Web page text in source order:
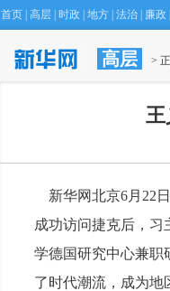
首页 高层 时政 地方 法治 廉政
高层 >
王
新华网北京6月22
成功访问捷克后，
学德国研究中心兼职
了时代潮流，成为地